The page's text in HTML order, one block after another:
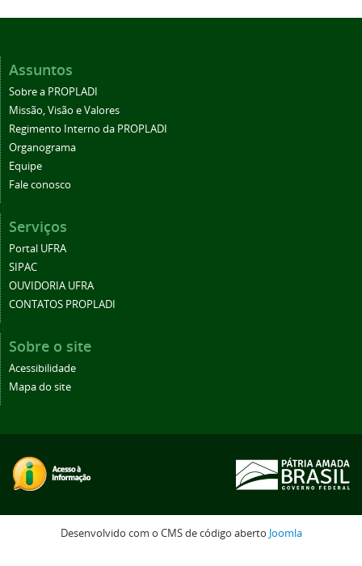
Assuntos
Sobre a PROPLADI
Missão, Visão e Valores
Regimento Interno da PROPLADI
Organograma
Equipe
Fale conosco
Serviços
Portal UFRA
SIPAC
OUVIDORIA UFRA
CONTATOS PROPLADI
Sobre o site
Acessibilidade
Mapa do site
Desenvolvido com o CMS de código aberto Joomla